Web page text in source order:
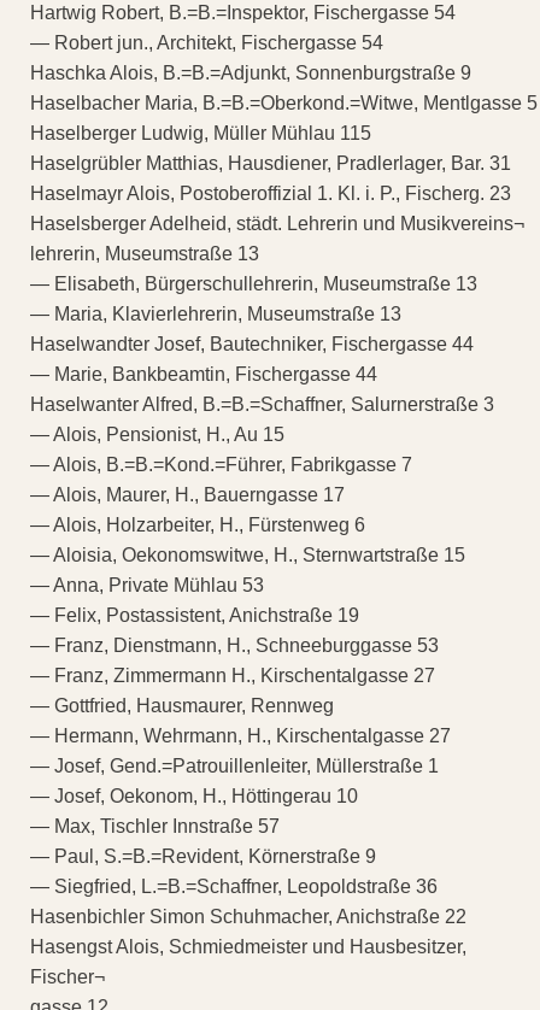
Hartwig Robert, B.=B.=Inspektor, Fischergasse 54
— Robert jun., Architekt, Fischergasse 54
Haschka Alois, B.=B.=Adjunkt, Sonnenburgstraße 9
Haselbacher Maria, B.=B.=Oberkond.=Witwe, Mentlgasse 5
Haselberger Ludwig, Müller Mühlau 115
Haselgrübler Matthias, Hausdiener, Pradlerlager, Bar. 31
Haselmayr Alois, Postoberoffizial 1. Kl. i. P., Fischerg. 23
Haselsberger Adelheid, städt. Lehrerin und Musikvereins¬
lehrerin, Museumstraße 13
— Elisabeth, Bürgerschullehrerin, Museumstraße 13
— Maria, Klavierlehrerin, Museumstraße 13
Haselwandter Josef, Bautechniker, Fischergasse 44
— Marie, Bankbeamtin, Fischergasse 44
Haselwanter Alfred, B.=B.=Schaffner, Salurnerstraße 3
— Alois, Pensionist, H., Au 15
— Alois, B.=B.=Kond.=Führer, Fabrikgasse 7
— Alois, Maurer, H., Bauerngasse 17
— Alois, Holzarbeiter, H., Fürstenweg 6
— Aloisia, Oekonomswitwe, H., Sternwartstraße 15
— Anna, Private Mühlau 53
— Felix, Postassistent, Anichstraße 19
— Franz, Dienstmann, H., Schneeburggasse 53
— Franz, Zimmermann H., Kirschentalgasse 27
— Gottfried, Hausmaurer, Rennweg
— Hermann, Wehrmann, H., Kirschentalgasse 27
— Josef, Gend.=Patrouillenleiter, Müllerstraße 1
— Josef, Oekonom, H., Höttingerau 10
— Max, Tischler Innstraße 57
— Paul, S.=B.=Revident, Körnerstraße 9
— Siegfried, L.=B.=Schaffner, Leopoldstraße 36
Hasenbichler Simon Schuhmacher, Anichstraße 22
Hasengst Alois, Schmiedmeister und Hausbesitzer,
Fischer¬